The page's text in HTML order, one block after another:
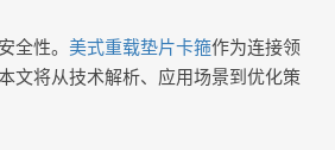
全性。 美式重载垫片卡箍作为连接领
文将从技术解析、应用场景到优化策